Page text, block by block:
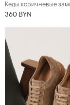
360 BYN